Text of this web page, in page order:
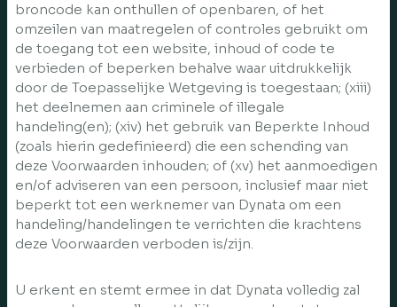
broncode kan onthullen of openbaren, of het
omzeilen van maatregelen of controles gebruikt om
de toegang tot een website, inhoud of code te
verbieden of beperken behalve waar uitdrukkelijk
door de Toepasselijke Wetgeving is toegestaan; (xiii)
het deelnemen aan criminele of illegale
handeling(en); (xiv) het gebruik van Beperkte Inhoud
(zoals hierin gedefinieerd) die een schending van
deze Voorwaarden inhouden; of (xv) het aanmoedigen
en/of adviseren van een persoon, inclusief maar niet
beperkt tot een werknemer van Dynata om een
handeling/handelingen te verrichten die krachtens
deze Voorwaarden verboden is/zijn.
U erkent en stemt ermee in dat Dynata volledig zal